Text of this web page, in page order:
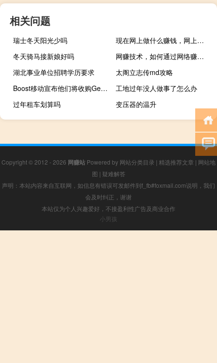
相关问题
瑞士冬天阳光少吗
现在网上做什么赚钱，网上做什么赚钱？
冬天骑马接新娘好吗
网赚技术，如何通过网络赚钱？除了做技术开发工作
湖北事业单位招聘学历要求
太阁立志传md攻略
Boost移动宣布他们将收购GenMobile的全部
工地过年没人做事了怎么办
过年租车划算吗
变压器的温升
Copyright © 2012 - 2026 网赚站 Powered by 网站分类目录 | 精选推荐文章 | 网站地
图 | 疑难解答
声明：本站内容来自互联网，如信息有错误可发邮件到f_fb#foxmail.com说明，我们
会及时纠正，谢谢
本站仅为个人兴趣爱好，不接盈利性广告及商业合作
小男孩